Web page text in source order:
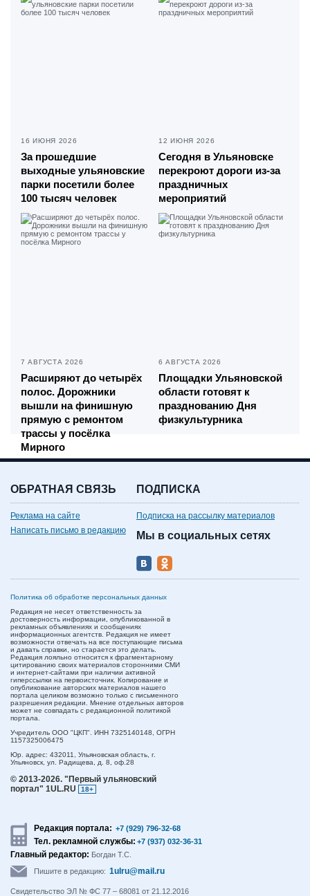
16 ИЮНЯ 2026
За прошедшие
выходные ульяновские
парки посетили более
100 тысяч человек
12 ИЮНЯ 2026
Сегодня в Ульяновске
перекроют дороги из-за
праздничных
мероприятий
7 АВГУСТА 2026
Расширяют до четырёх
полос. Дорожники
вышли на финишную
прямую с ремонтом
трассы у посёлка
Мирного
6 АВГУСТА 2026
Площадки Ульяновской
области готовят к
празднованию Дня
физкультурника
ОБРАТНАЯ СВЯЗЬ
Реклама на сайте
Написать письмо в редакцию
ПОДПИСКА
Подписка на рассылку материалов
Мы в социальных сетях
Политика об обработке персональных данных
Редакция не несет ответственность за
достоверность информации, опубликованной в
рекламных объявлениях и сообщениях
информационных агентств. Редакция не имеет
возможности отвечать на все поступающие письма
и давать справки, но старается это делать.
Редакция лояльно относится к фрагментарному
цитированию своих материалов сторонними СМИ
и интернет-сайтами при наличии активной
гиперссылки на первоисточник. Копирование и
опубликование авторских материалов нашего
портала целиком возможно только с письменного
разрешения редакции. Мнение отдельных авторов
может не совпадать с редакционной политикой
портала.
Учредитель ООО "ЦКП". ИНН 7325140148, ОГРН
1157325006475
Юр. адрес: 432011, Ульяновская область, г.
Ульяновск, ул. Радищева, д. 8, оф.28
© 2013-2026. "Первый ульяновский
портал" 1UL.RU
18+
Редакция портала: +7 (929) 796-32-68
Тел. рекламной службы: +7 (937) 032-36-31
Главный редактор: Богдан Т.С.
Пишите в редакцию: 1ulru@mail.ru
Свидетельство ЭЛ № ФС 77 – 68081 от 21.12.2016